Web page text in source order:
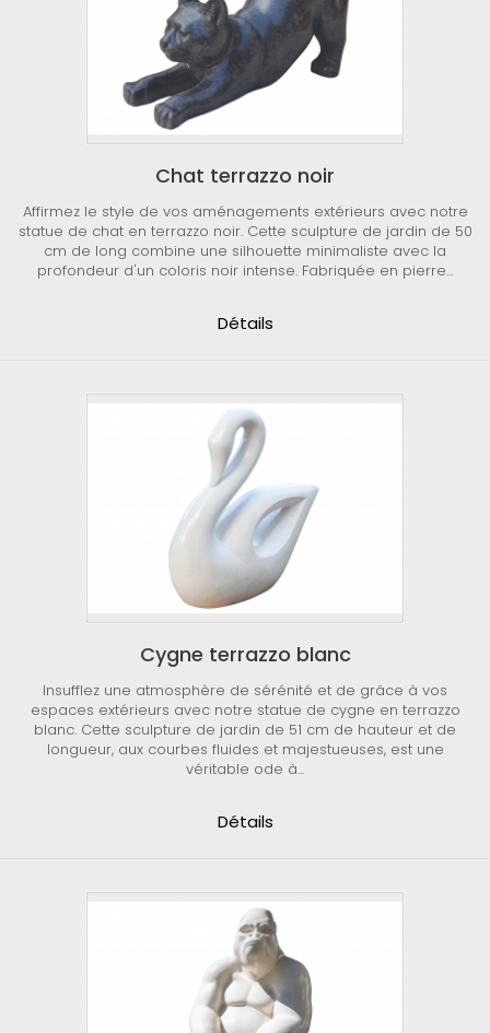
Chat terrazzo noir
Affirmez le style de vos aménagements extérieurs avec notre
statue de chat en terrazzo noir. Cette sculpture de jardin de 50
cm de long combine une silhouette minimaliste avec la
profondeur d'un coloris noir intense. Fabriquée en pierre...
Détails
Cygne terrazzo blanc
Insufflez une atmosphère de sérénité et de grâce à vos
espaces extérieurs avec notre statue de cygne en terrazzo
blanc. Cette sculpture de jardin de 51 cm de hauteur et de
longueur, aux courbes fluides et majestueuses, est une
véritable ode à...
Détails